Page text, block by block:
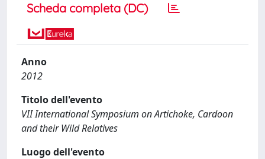
Scheda completa (DC)
Anno
2012
Titolo dell'evento
VII International Symposium on Artichoke, Cardoon
and their Wild Relatives
Luogo dell'evento